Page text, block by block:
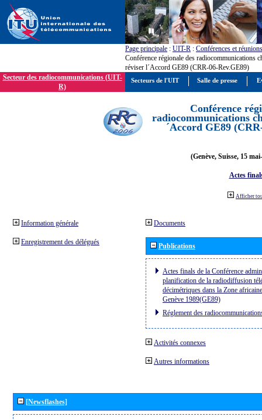
Page principale : UIT-R : Conférences et réunions
Conférence régionale des radiocommunications
réviser l´Accord GE89 (CRR-06-Rev.GE89)
Secteur des radiocommunications (UIT-
R)
Conférence
radiocommunications
´Accord GE89
(Genève, Suisse, 15
Actes
Afficher
Information générale
Enregistrement des délégués
Documents
Publications
Actes finals de la Conférence
planification de la radiodiffusion
décimétriques dans la Zone
Genève 1989(GE89)
Réglement des
Activités connexes
Autres informations
[Newsflashes]
Secteurs de l'UIT Salle de presse